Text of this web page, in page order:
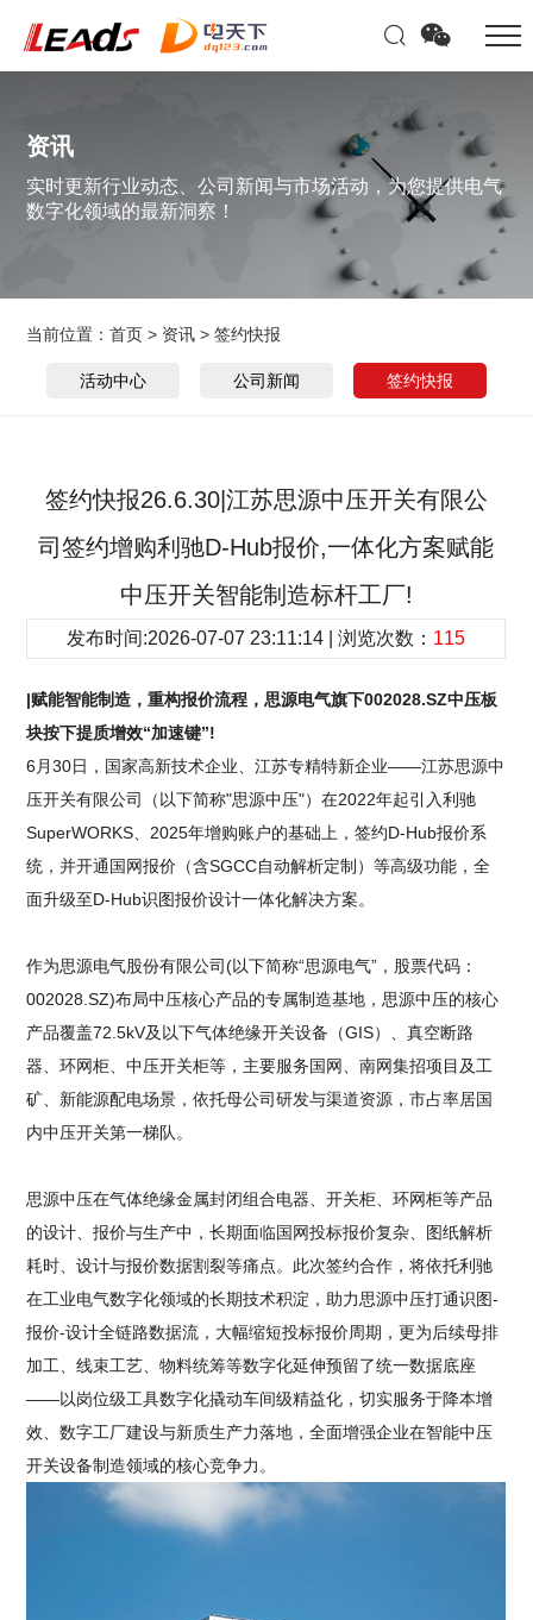
资讯
实时更新行业动态、公司新闻与市场活动，为您提供电气
数字化领域的最新洞察！
当前位置：首页 > 资讯 >签约快报
活动中心 公司新闻 签约快报
签约快报26.6.30|江苏思源中压开关有限公
司签约增购利驰D-Hub报价,一体化方案赋能
中压开关智能制造标杆工厂!
发布时间:2026-07-07 23:11:14 | 浏览次数： 115
|赋能智能制造，重构报价流程，思源电气旗下002028.SZ中压板
块按下提质增效“加速键”!
6月30日，国家高新技术企业、江苏专精特新企业——江苏思源中
压开关有限公司（以下简称"思源中压"）在2022年起引入利驰
SuperWORKS、2025年增购账户的基础上，签约D-Hub报价系
统，并开通国网报价（含SGCC自动解析定制）等高级功能，全
面升级至D-Hub识图报价设计一体化解决方案。
作为思源电气股份有限公司(以下简称“思源电气”，股票代码：
002028.SZ)布局中压核心产品的专属制造基地，思源中压的核心
产品覆盖72.5kV及以下气体绝缘开关设备（GIS）、真空断路
器、环网柜、中压开关柜等，主要服务国网、南网集招项目及工
矿、新能源配电场景，依托母公司研发与渠道资源，市占率居国
内中压开关第一梯队。
思源中压在气体绝缘金属封闭组合电器、开关柜、环网柜等产品
的设计、报价与生产中，长期面临国网投标报价复杂、图纸解析
耗时、设计与报价数据割裂等痛点。此次签约合作，将依托利驰
在工业电气数字化领域的长期技术积淀，助力思源中压打通识图-
报价-设计全链路数据流，大幅缩短投标报价周期，更为后续母排
加工、线束工艺、物料统筹等数字化延伸预留了统一数据底座
——以岗位级工具数字化撬动车间级精益化，切实服务于降本增
效、数字工厂建设与新质生产力落地，全面增强企业在智能中压
开关设备制造领域的核心竞争力。